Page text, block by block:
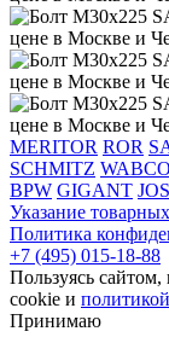
MERITOR ROR
SCHMITZ WABCO
BPW GIGANT
Указание
Политика
+7 (495) 015-18-88
Пользуясь
cookie и
Принимаю